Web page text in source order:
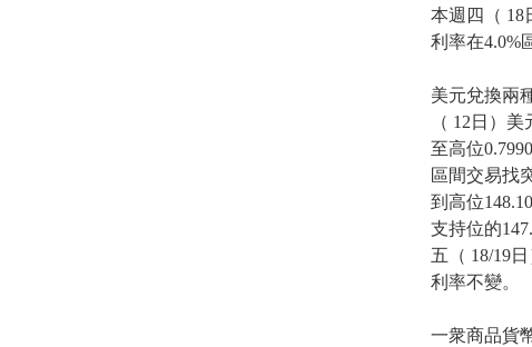
本週四（ 18
利率在4.0%
美元兌換兩
（ 12日）
至高位
區間交易找
到高位
支持位的
五（ 18/19
利率不變。
一衆商品貨